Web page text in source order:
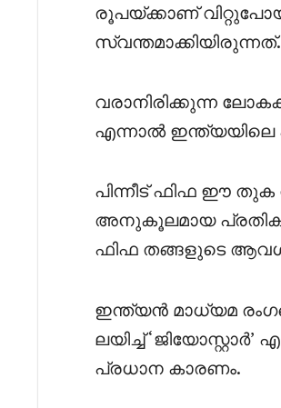
രൂപയ്ക്കാണ്
സ്വന്തമാക്കിയിരുന്നത്.
വരാനിരിക്കുന്ന
എന്നാൽ
പിന്നീട് ഫിഫ ഈ തുക
അനുകൂലമായ
ഫിഫ തങ്ങളുടെ ആവശ്യം
ഇന്ത്യൻ മാധ്യമ
ലയിച്ച്
പ്രധാന കാരണം.